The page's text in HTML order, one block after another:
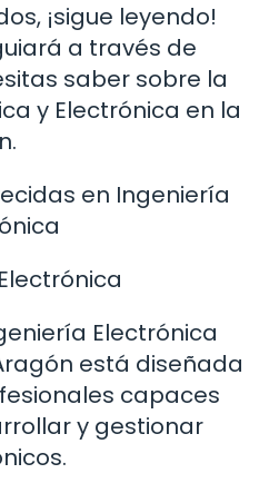
¡sigue leyendo!
a través de
saber sobre la
y Electrónica en la
en Ingeniería
Electrónica
está diseñada
capaces
y gestionar